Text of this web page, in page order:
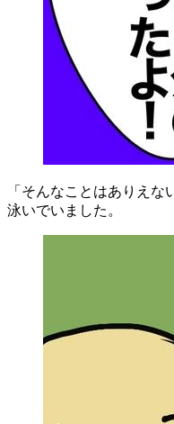
「そんなことはありえ
泳いでいました。